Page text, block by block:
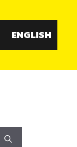
ENGLISH